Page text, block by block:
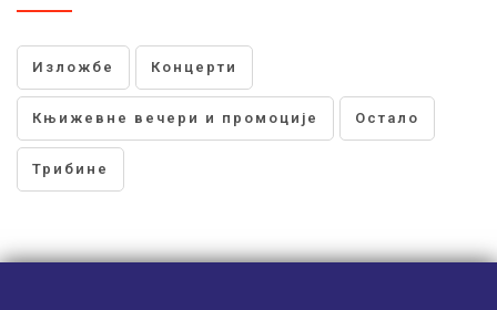
Изложбе Концерти
Књижевне вечери и промоције Остало
Трибине